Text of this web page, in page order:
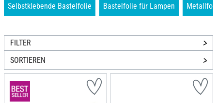
Selbstklebende Bastelfolie Bastelfolie für Lampen
FILTER
SORTIEREN